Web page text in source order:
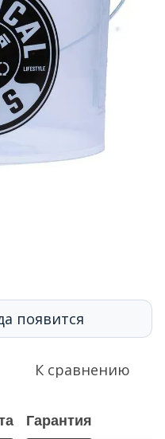
появится
К сравнению
Гарантия